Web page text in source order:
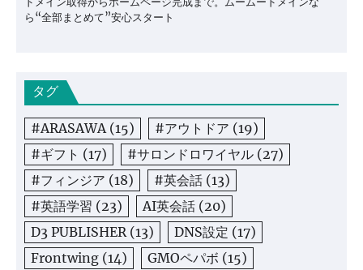
ら“全部まとめて”安心スタート
タグ
#ARASAWA(15) #アウトドア (19)
#ギフト (17) #サロンドロワイヤル (27)
#フィンジア (18) #英会話 (13)
#英語学習 (23) AI英会話 (20)
D3 PUBLISHER(13) DNS設定 (17)
Frontwing (14) GMOペパボ (15)